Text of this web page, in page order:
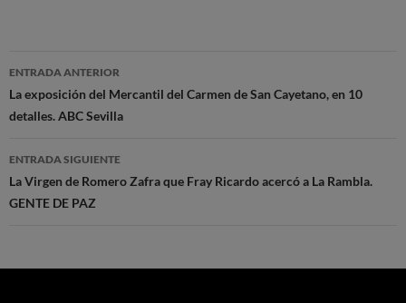
Navegación
de
entradas
ENTRADA ANTERIOR
La exposición del Mercantil del Carmen de San Cayetano, en 10
detalles. ABC Sevilla
ENTRADA SIGUIENTE
La Virgen de Romero Zafra que Fray Ricardo acercó a La Rambla.
GENTE DE PAZ